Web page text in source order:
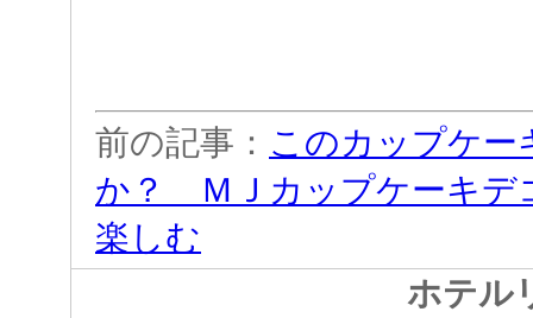
前の記事： このカップケー
か？ ＭＪカップケーキデ
楽しむ
ホテル